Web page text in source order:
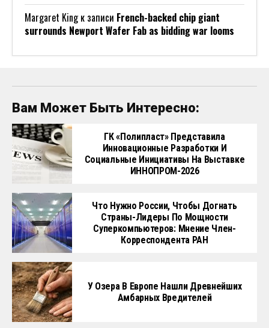
Margaret Kingк записи French-backed chip giant
surrounds Newport Wafer Fab as bidding war looms
Вам Может Быть Интересно:
ГК «Полипласт» Представила
Инновационные Разработки И
Социальные Инициативы На Выставке
ИННОПРОМ-2026
Что Нужно России, Чтобы Догнать
Страны-Лидеры По Мощности
Суперкомпьютеров: Мнение Член-
Корреспондента РАН
У Озера В Европе Нашли Древнейших
Амбарных Вредителей